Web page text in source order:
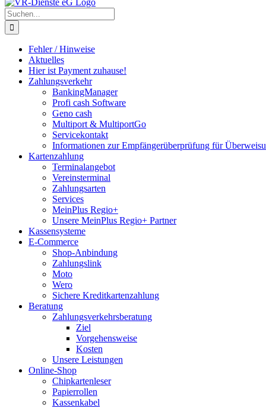
Suche
nach:
Fehler / Hinweise
Aktuelles
Hier ist Payment zuhause!
Zahlungsverkehr
BankingManager
Profi cash Software
Geno cash
Multiport & MultiportGo
Servicekontakt
Informationen zur Empfängerüberprüfung für
Kartenzahlung
Terminalangebot
Vereinsterminal
Zahlungsarten
Services
MeinPlus Regio+
Unsere MeinPlus Regio+ Partner
Kassensysteme
E-Commerce
Shop-Anbindung
Zahlungslink
Moto
Wero
Sichere Kreditkartenzahlung
Beratung
Zahlungsverkehrsberatung
Ziel
Vorgehensweise
Kosten
Unsere Leistungen
Online-Shop
Chipkartenleser
Papierrollen
Kassenkabel